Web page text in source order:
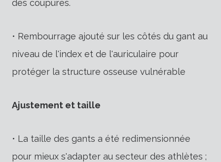
des coupures.
• Rembourrage ajouté sur les côtés du gant au
niveau de l'index et de l'auriculaire pour
protéger la structure osseuse vulnérable
Ajustement et taille
• La taille des gants a été redimensionnée
pour mieux s'adapter au secteur des athlètes ;